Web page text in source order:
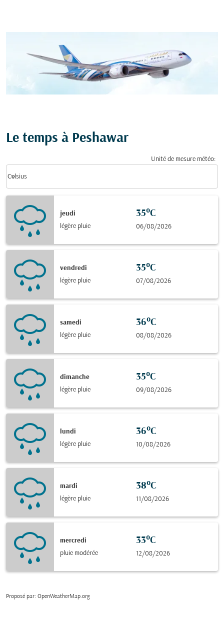
Le temps à Peshawar
Unité de mesure météo:
Celsius
keyboard_arrow_down
jeudi
légère pluie
35°C
06/08/2026
vendredi
légère pluie
35°C
07/08/2026
samedi
légère pluie
36°C
08/08/2026
dimanche
légère pluie
35°C
09/08/2026
lundi
légère pluie
36°C
10/08/2026
mardi
légère pluie
38°C
11/08/2026
mercredi
pluie modérée
33°C
12/08/2026
Proposé par: OpenWeatherMap.org